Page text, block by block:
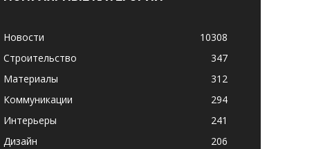
Новости
10308
Строительство
347
Материалы
312
Коммуникации
294
Интерьеры
241
Дизайн
206